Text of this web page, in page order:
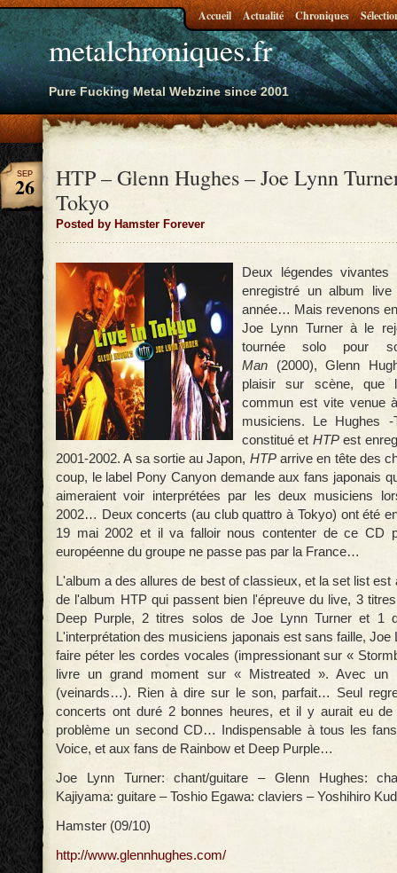
metalchroniques.fr
Pure Fucking Metal Webzine since 2001
Accueil Actualité Chroniques
HTP – Glenn Hughes – Joe Lynn
Tokyo
Posted by Hamster Forever
SEP
26
Deux légendes
enregistré un album live
année… Mais revenons
Joe Lynn Turner à le
tournée solo pour
Man (2000), Glenn
plaisir sur scène, que
commun est vite venue
musiciens. Le Hughes -
constitué et HTPest
2001-2002. A sa sortie au Japon, HTParrive en tête des
coup, le label Pony Canyon demande aux fans japonais
aimeraient voir interprétées par les deux musiciens
2002… Deux concerts (au club quattro à Tokyo) ont été
19 mai 2002 et il va falloir nous contenter de ce CD
européenne du groupe ne passe pas par la France…
L'album a des allures de best of classieux, et la set list est
de l'album HTP qui passent bien l'épreuve du live, 3
Deep Purple, 2 titres solos de Joe Lynn Turner et 1
L'interprétation des musiciens japonais est sans faille, Joe
faire péter les cordes vocales (impressionant sur «
livre un grand moment sur « Mistreated ». Avec un
(veinards…). Rien à dire sur le son, parfait… Seul
concerts ont duré 2 bonnes heures, et il y aurait eu
problème un second CD… Indispensable à tous les
Voice, et aux fans de Rainbow et Deep Purple…
Joe Lynn Turner: chant/guitare – Glenn Hughes:
Kajiyama: guitare – Toshio Egawa: claviers – Yoshihiro
Hamster (09/10)
http://www.glennhughes.com/